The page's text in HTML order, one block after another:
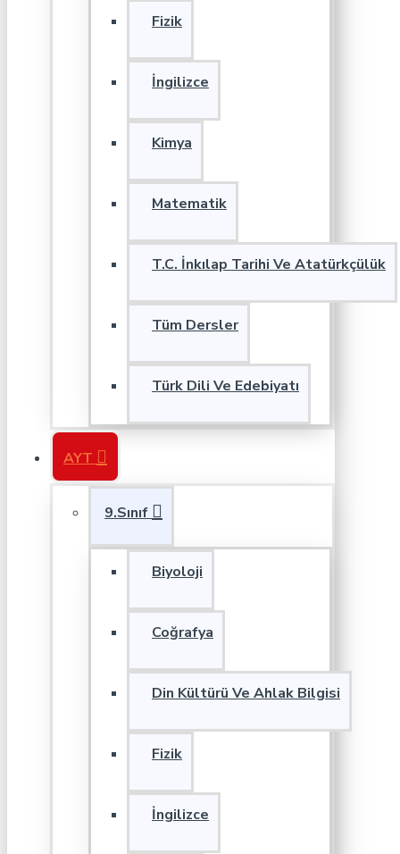
Fizik
İngilizce
Kimya
Matematik
T.C. İnkılap Tarihi Ve Atatürkçülük
Tüm Dersler
Türk Dili Ve Edebiyatı
AYT
9.Sınıf
Biyoloji
Coğrafya
Din Kültürü Ve Ahlak Bilgisi
Fizik
İngilizce